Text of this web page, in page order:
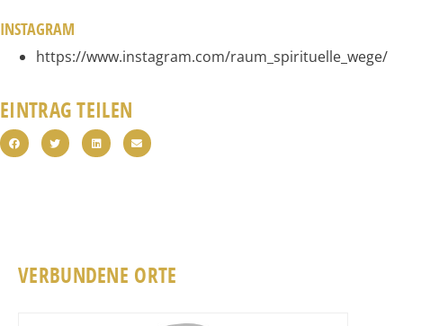
INSTAGRAM
https://www.instagram.com/raum_spirituelle_wege/
EINTRAG TEILEN
VERBUNDENE ORTE